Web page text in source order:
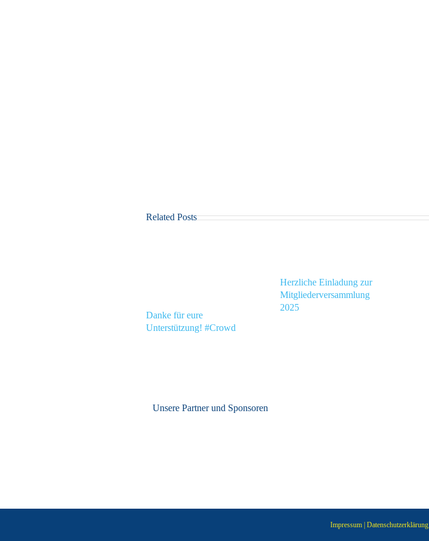
Related Posts
Danke für eure
Unterstützung! #Crowd
Herzliche Einladung zur
Mitgliederversammlung
2025
Unsere Partner und Sponsoren
Impressum | Datenschutzerklärung